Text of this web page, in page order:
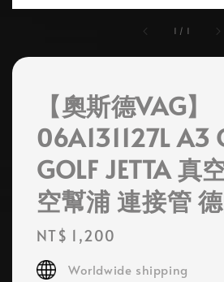
1 / 1
【奧斯德VAG】
06A131127L A3
GOLF JETTA 真
空幫浦 連接管
Regular
price
NT$ 1,200
Worldwide shipping